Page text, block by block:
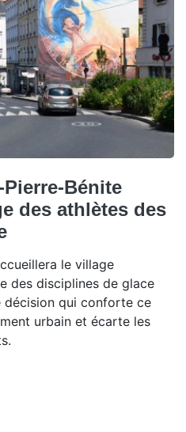
Bénite
des athlètes des
le village
des disciplines de glace
décision qui conforte ce
urbain et écarte les